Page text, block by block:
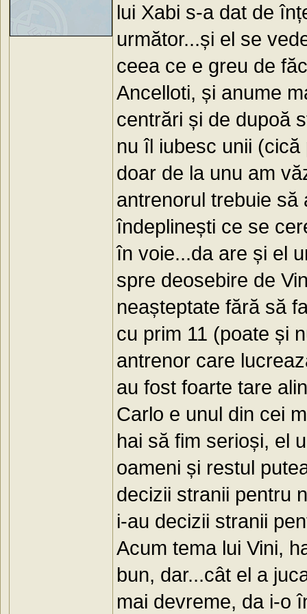
lui Xabi s-a dat de
următor...și el se
ceea ce e greu de
Ancelloti, și anume
centrări și de dupoă
nu îl iubesc unii
doar de la unu am
antrenorul trebuie
îndeplinești ce se
în voie...da are și el
spre deosebire de
neașteptate fără să
cu prim 11 (poate și
antrenor care
au fost foarte tare
Carlo e unul din cei
hai să fim serioși, el
oameni și restul
decizii stranii pentru
i-au decizii stranii
Acum tema lui Vini,
bun, dar...cât el a
mai devreme, da i-o